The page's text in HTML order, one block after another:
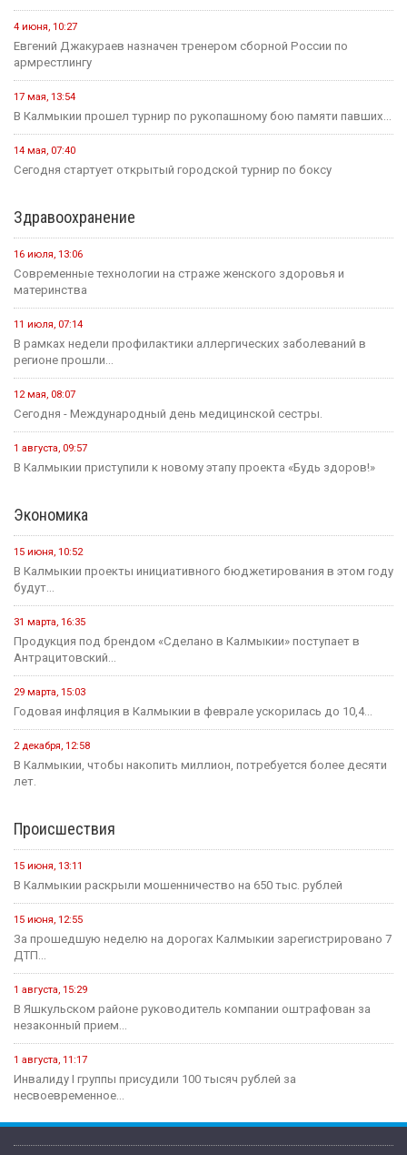
4 июня, 10:27
Евгений Джакураев назначен тренером сборной России по
армрестлингу
17 мая, 13:54
В Калмыкии прошел турнир по рукопашному бою памяти павших...
14 мая, 07:40
Сегодня стартует открытый городской турнир по боксу
Здравоохранение
16 июля, 13:06
Современные технологии на страже женского здоровья и
материнства
11 июля, 07:14
В рамках недели профилактики аллергических заболеваний в
регионе прошли...
12 мая, 08:07
Сегодня - Международный день медицинской сестры.
1 августа, 09:57
В Калмыкии приступили к новому этапу проекта «Будь здоров!»
Экономика
15 июня, 10:52
В Калмыкии проекты инициативного бюджетирования в этом году
будут...
31 марта, 16:35
Продукция под брендом «Сделано в Калмыкии» поступает в
Антрацитовский...
29 марта, 15:03
Годовая инфляция в Калмыкии в феврале ускорилась до 10,4...
2 декабря, 12:58
В Калмыкии, чтобы накопить миллион, потребуется более десяти
лет.
Происшествия
15 июня, 13:11
В Калмыкии раскрыли мошенничество на 650 тыс. рублей
15 июня, 12:55
За прошедшую неделю на дорогах Калмыкии зарегистрировано 7
ДТП...
1 августа, 15:29
В Яшкульском районе руководитель компании оштрафован за
незаконный прием...
1 августа, 11:17
Инвалиду I группы присудили 100 тысяч рублей за
несвоевременное...